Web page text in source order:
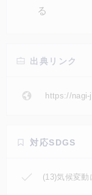
る
出典リンク
https://nagi-
対応SDGS
(13)気候変動